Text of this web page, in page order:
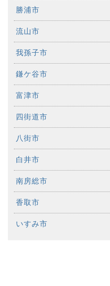
勝浦市
流山市
我孫子市
鎌ケ谷市
富津市
四街道市
八街市
白井市
南房総市
香取市
いすみ市